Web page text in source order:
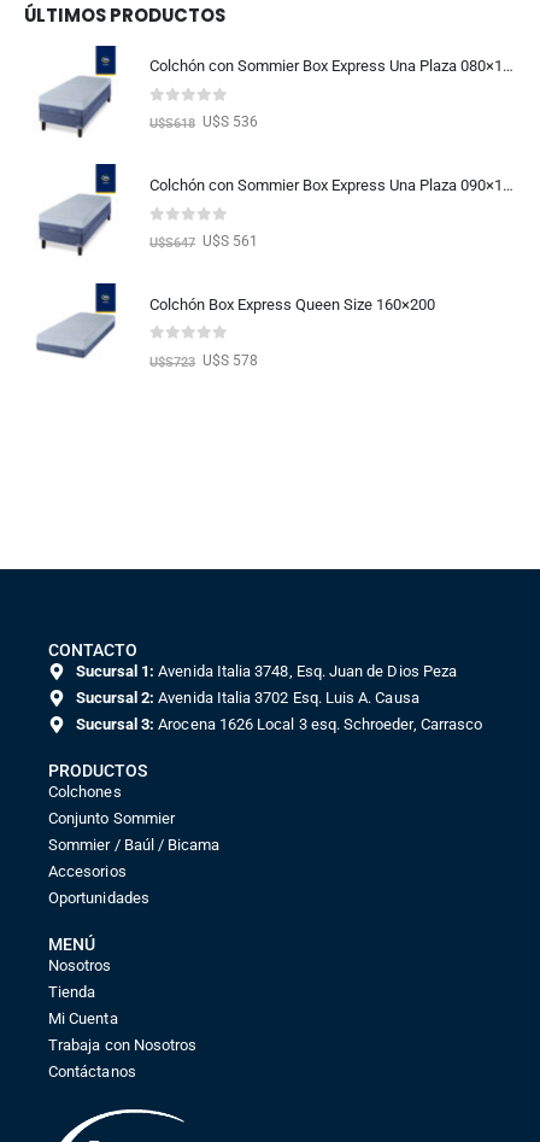
ÚLTIMOS PRODUCTOS
Colchón con Sommier Box Express Una Plaza 080×190
out of 5
U$S618 U$S 536
Colchón con Sommier Box Express Una Plaza 090×190
out of 5
U$S647 U$S 561
Colchón Box Express Queen Size 160×200
out of 5
U$S723 U$S 578
CONTACTO
Sucursal 1: Avenida Italia 3748, Esq. Juan de Dios Peza
Sucursal 2: Avenida Italia 3702 Esq. Luis A. Causa
Sucursal 3: Arocena 1626 Local 3 esq. Schroeder, Carrasco
PRODUCTOS
Colchones
Conjunto Sommier
Sommier / Baúl / Bicama
Accesorios
Oportunidades
MENÚ
Nosotros
Tienda
Mi Cuenta
Trabaja con Nosotros
Contáctanos